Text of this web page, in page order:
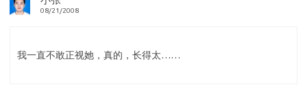
08/21/2008
我一直不敢正视她，真的，长得太……